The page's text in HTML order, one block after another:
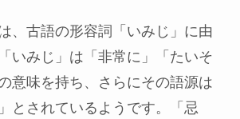
、古語の形容詞「いみじ」に由
いみじ」は「非常に」「たいそ
意味を持ち、さらにその語源は
とされているようです。「忌